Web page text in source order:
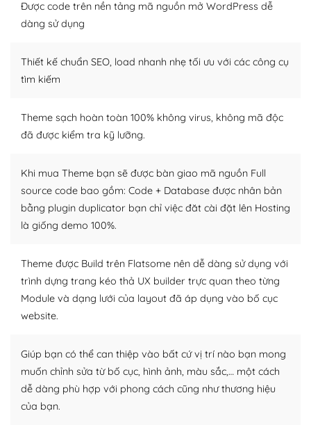
thiết kế tốt, bạn có thể tự sửa đổi. Nếu không bạn có thể
tìm kiếm chúng trên Internet hoặc nhờ chuyên gia.
– Sở hữu một cộng đồng lớn, sẵn sàng hỗ trợ
WordPress là nơi lưu trữ cho một diễn đàn cộng đồng
khổng lồ được kiểm duyệt bởi các nhân viên và những
người cuồng tín WordPress.
Nếu bạn gặp khó khăn, bạn có thể lên mạng và tìm
kiếm những cộng đồng WordPress, họ sẽ giúp bạn trả
lời, giải đáp vấn đề của bạn.
Cộng đồng sử dụng WordPress sẵn sàng hỗ trợ bạn
– Đa dạng plugin và themes
Plugin mở rộng là thành phần cài đặt thêm vào
WordPress để tăng thêm các tính năng cần thiết. Có
Nhờ lượng người dùng đông đảo, thư viện themes và
plugin của WordPress rất phong phú. Bạn có thể thỏa
thích chọn lựa plugin và themes phù hợp cho mục đích
lập website của mình.
Được code trên nền tảng mã nguồn mở WordPress dễ
dàng sử dụng
Thiết kế chuẩn SEO, load nhanh nhẹ tối ưu với các công cụ
tìm kiếm
Theme sạch hoàn toàn 100% không virus, không mã độc
đã được kiểm tra kỹ lưỡng.
Khi mua Theme bạn sẽ được bàn giao mã nguồn Full
source code bao gồm: Code + Database được nhân bản
bằng plugin duplicator bạn chỉ việc đăt cài đặt lên Hosting
là giống demo 100%.
Theme được Build trên Flatsome nên dễ dàng sử dụng với
trình dựng trang kéo thả UX builder trực quan theo từng
Module và dạng lưới của layout đã áp dụng vào bố cục
website.
Giúp bạn có thể can thiệp vào bất cứ vị trí nào bạn mong
muốn chỉnh sửa từ bố cục, hình ảnh, màu sắc,… một cách
dễ dàng phù hợp với phong cách cũng như thương hiệu
của bạn.